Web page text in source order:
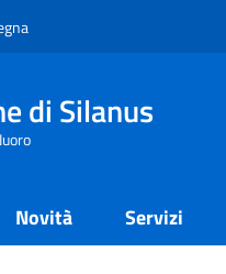
di Silanus
Novità Servizi